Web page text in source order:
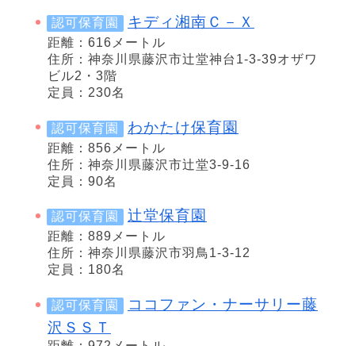
認可保育園 キディ湘南Ｃ－Ｘ
距離：616メートル
住所：神奈川県藤沢市辻堂神台1-3-39オザワ
ビル2・3階
定員：230名
認可保育園 わかたけ保育園
距離：856メートル
住所：神奈川県藤沢市辻堂3-9-16
定員：90名
認可保育園 辻堂保育園
距離：889メートル
住所：神奈川県藤沢市羽鳥1-3-12
定員：180名
認可保育園
ココファン・ナーサリー藤
沢ＳＳＴ